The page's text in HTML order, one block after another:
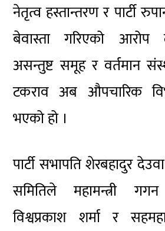
नेतृत्व हस्तान्तरण र पार्टी
बेवास्ता गरिएको
असन्तुष्ट समूह र वर्तमान
टकराव अब औपचारिक
भएको हो ।
पार्टी सभापति शेरबहादुर
समितिले महामन्त्री गगन
विश्वप्रकाश शर्मा र